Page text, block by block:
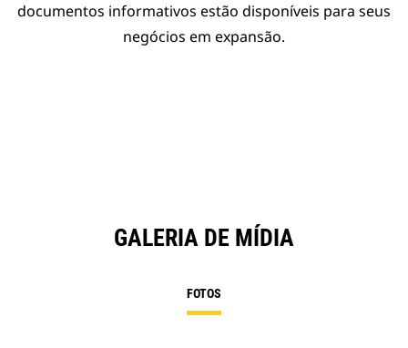
documentos informativos estão disponíveis para seus
negócios em expansão.
GALERIA DE MÍDIA
FOTOS